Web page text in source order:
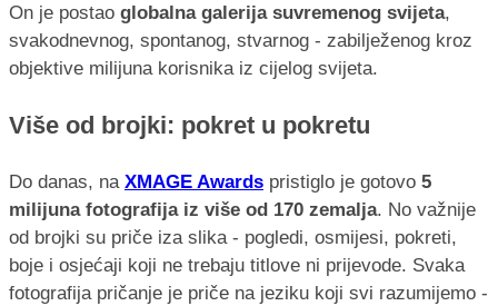
On je postao globalna galerija suvremenog svijeta,
svakodnevnog, spontanog, stvarnog - zabilježenog kroz
objektive milijuna korisnika iz cijelog svijeta.
Više od brojki: pokret u pokretu
Do danas, na XMAGE Awards pristiglo je gotovo 5
milijuna fotografija iz više od 170 zemalja. No važnije
od brojki su priče iza slika - pogledi, osmijesi, pokreti,
boje i osjećaji koji ne trebaju titlove ni prijevode. Svaka
fotografija pričanje je priče na jeziku koji svi razumijemo -